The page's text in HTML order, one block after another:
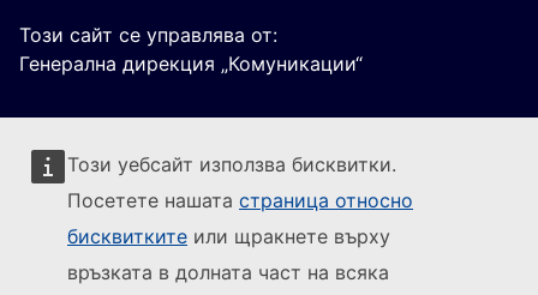
Този уебсайт използва бисквитки.
Посетете нашата страница относно
бисквитките или щракнете върху
връзката в долната част на всяка
Този сайт се управлява от:
Генерална дирекция „Комуникации“
Sledujte Evropskou komisi